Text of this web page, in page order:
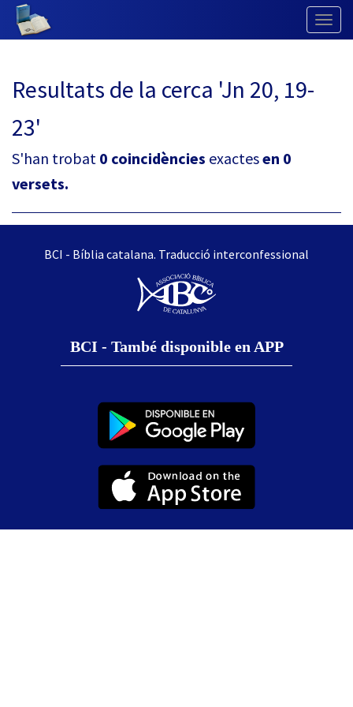
Resultats de la cerca 'Jn 20, 19-
23'
S'han trobat 0 coincidències exactesen 0
versets.
BCI - Bíblia catalana. Traducció interconfessional
BCI - També disponible en APP